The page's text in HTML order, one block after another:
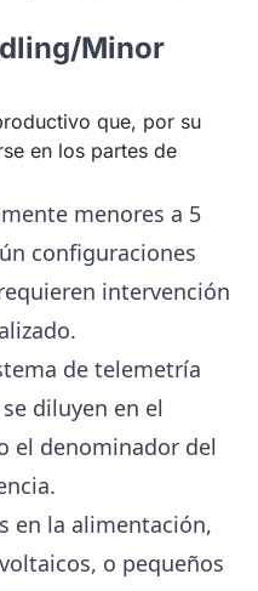
Minor
que, por su
en los partes de
menores a 5
configuraciones
intervención
de telemetría
diluyen en el
el denominador del
en la alimentación,
o pequeños